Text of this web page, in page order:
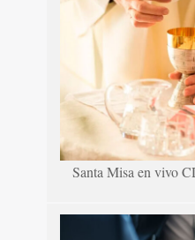
Santa Misa en vivo